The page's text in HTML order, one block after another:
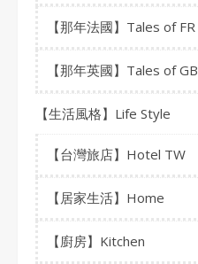
【那年法國】Tales of FR
【那年英國】Tales of GB
【生活風格】Life Style
【台灣旅店】Hotel TW
【居家生活】Home
【廚房】Kitchen